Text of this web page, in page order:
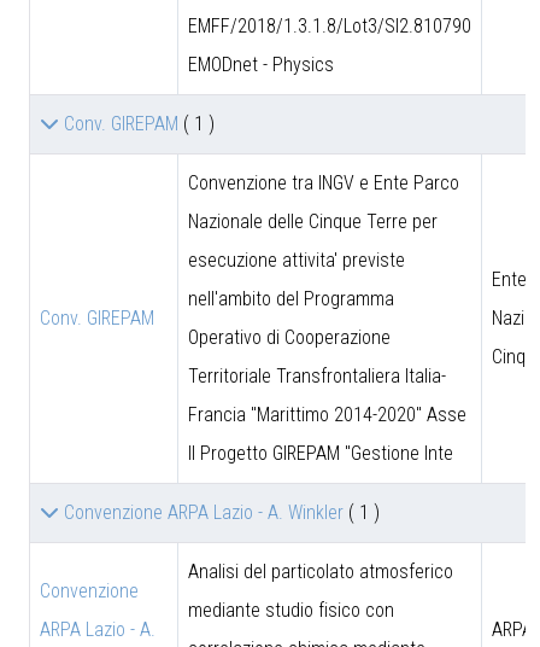
EMFF/2018/1.3.1.8/Lot3/SI2.810790
EMODnet - Physics
Conv. GIREPAM ( 1 )
Conv. GIREPAM
Convenzione tra INGV e Ente Parco
Nazionale delle Cinque Terre per
esecuzione attivita' previste
nell'ambito del Programma
Operativo di Cooperazione
Territoriale Transfrontaliera Italia-
Francia "Marittimo 2014-2020" Asse
II Progetto GIREPAM "Gestione Inte
Ente
Convenzione ARPA Lazio - A. Winkler ( 1 )
Convenzione
ARPA Lazio - A.
Analisi del particolato atmosferico
mediante studio fisico con
ARPA